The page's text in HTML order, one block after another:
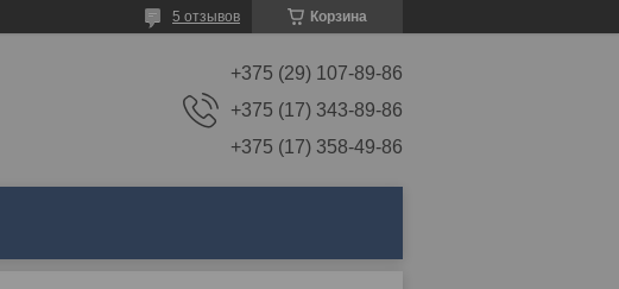
Корзина
5 отзывов
+375 (29) 107-89-86
+375 (17) 343-89-86
+375 (17) 358-49-86